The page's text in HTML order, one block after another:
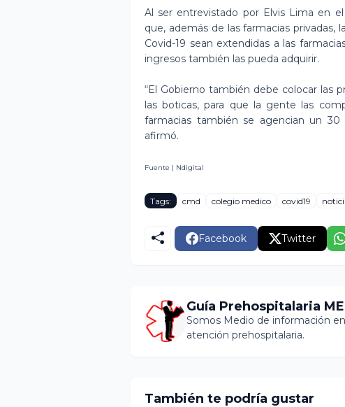
Al ser entrevistado por Elvis Lima en
que, además de las farmacias privadas,
Covid-19 sean extendidas a las
ingresos también las pueda adquirir.
“El Gobierno también debe colocar las
las boticas, para que la gente las
farmacias también se agencian un
afirmó.
Fuente | Ndigital
Tags: cmd colegio medico covid19
Facebook Twitter
Guía Prehospitalaria
Somos Medio de información
atención prehospitalaria.
También te podría gustar